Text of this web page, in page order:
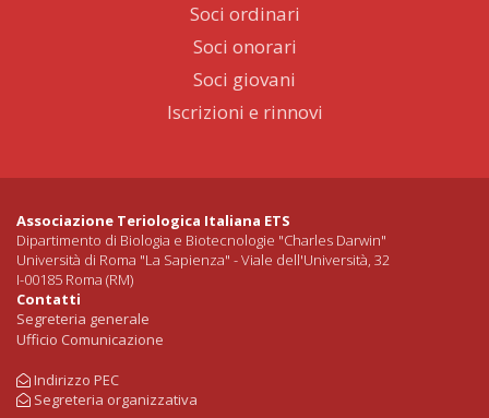
Soci ordinari
Soci onorari
Soci giovani
Iscrizioni e rinnovi
Associazione Teriologica Italiana ETS
Dipartimento di Biologia e Biotecnologie "Charles Darwin"
Università di Roma "La Sapienza" - Viale dell'Università, 32
I-00185 Roma (RM)
Contatti
Segreteria generale
Ufficio Comunicazione
Indirizzo PEC
Segreteria organizzativa